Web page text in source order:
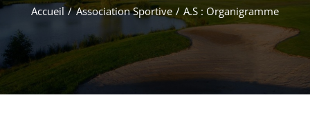
Accueil Association Sportive A.S : Organigramme